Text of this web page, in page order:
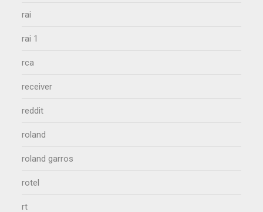
rai
rai 1
rca
receiver
reddit
roland
roland garros
rotel
rt